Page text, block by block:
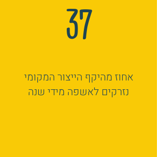
37
אחוז מהיקף הייצור המקומי
נזרקים לאשפה מידי שנה